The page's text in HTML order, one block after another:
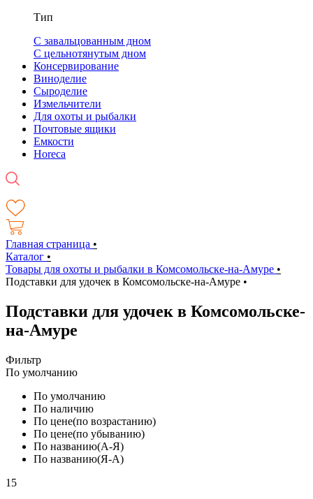
Тип
С завальцованным дном
С цельнотянутым дном
Консервирование
Виноделие
Сыроделие
Измельчители
Для охоты и рыбалки
Почтовые ящики
Емкости
Horeca
Главная страница •
Каталог •
Товары для охоты и рыбалки в Комсомольске-на-Амуре •
Подставки для удочек в Комсомольске-на-Амуре •
Подставки для удочек в Комсомольске-
на-Амуре
Фильтр
По умолчанию
По умолчанию
По наличию
По цене(по возрастанию)
По цене(по убыванию)
По названию(А-Я)
По названию(Я-А)
15